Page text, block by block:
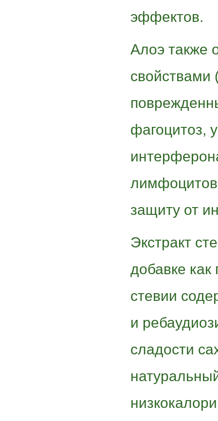
эффектов.
Алоэ также
свойствами
фагоцитоз,
защиту от
Экстракт
добавке как
стевии
и
сладости